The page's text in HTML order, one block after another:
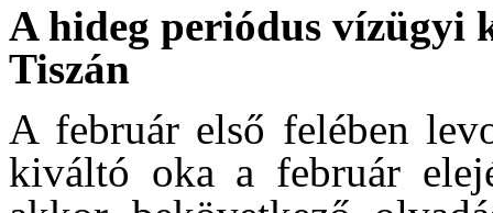
A hideg periódus vízügyi
Tiszán
A február első felében
kiváltó oka a február